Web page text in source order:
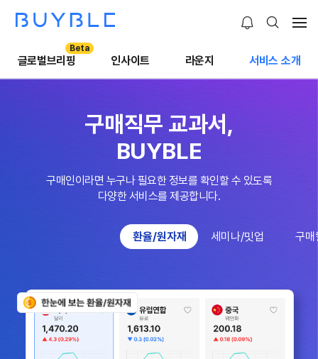
글로벌브리핑
Beta
인사이트 라운지 서비스 소개
구매직무 교과서,
BUYBLE
구매인이라면 누구나 필요한 정보를 확인할 수 있도록
다양한 서비스를 제공합니다.
환율/원자재 세미나/밋업 구매
BRIDGE
라운지
다양한 산업의 구매 담당자들과 함께
업계 동향과 최신 정보, 노하우를
UPSKILL
환율·원자재 정보와 AI 브리핑으로
구매 정보 인사이트를 얻고,
YOUNG
인사이트
전문가 칼럼과 교육 영상을 통해
BETTER
세미나/밋업
구매 실무를 더 똑똑하게! 현업에서 놓치기 쉬운
LEARN
구매 초보부터 현직자까지
쉽게 이해할 수 있는 구매 강의로
EXPERIENCE
인플루언서
실무에서 쌓은 나만의 경험과 노하우를 바탕으로
업무 꿀팁부터 애로사항 해결, 인플루언서 활동을 통해
지금,BUYBLE에서
즐겁게 성장할 수 있도록
BUYBLE이 함께하겠습니다.
5,000여명
구매인이 모인 바이블에서,
당신의 브랜드를 알려보세요.
구매인이 모인 바이블 커뮤니티에서
당신의 브랜드를 알릴 수 있는 기회입니다.
광고제휴 문의하기